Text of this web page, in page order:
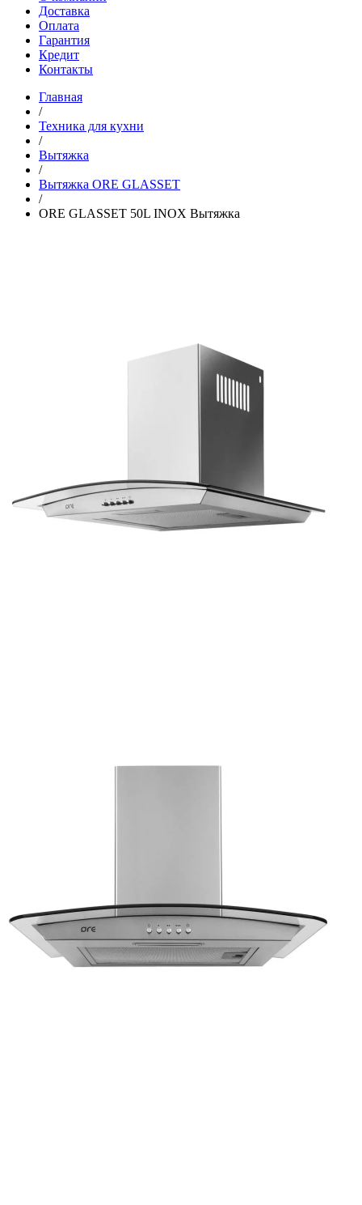
Доставка
Оплата
Гарантия
Кредит
Контакты
Главная
/
Техника для кухни
/
Вытяжка
/
Вытяжка ORE GLASSET
/
ORE GLASSET 50L INOX Вытяжка